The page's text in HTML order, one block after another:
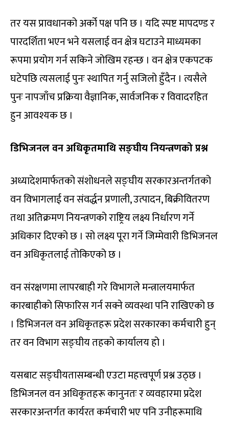
तर यस प्रावधानको अर्को पक्ष पनि छ । यदि स्पष्ट मापदण्ड र
पारदर्शिता भएन भने यसलाई वन क्षेत्र घटाउने माध्यमका
रूपमा प्रयोग गर्न सकिने जोखिम रहन्छ । वन क्षेत्र एकपटक
घटेपछि त्यसलाई पुनः स्थापित गर्नु सजिलो हुँदैन । त्यसैले
पुनः नापजाँच प्रक्रिया वैज्ञानिक, सार्वजनिक र विवादरहित
हुन आवश्यक छ ।
डिभिजनल वन अधिकृतमाथि सङ्घीय नियन्त्रणको प्रश्न
अध्यादेशमार्फतको संशोधनले सङ्घीय सरकारअन्तर्गतको
वन विभागलाई वन संवर्द्धन प्रणाली, उत्पादन, बिक्रीवितरण
तथा अतिक्रमण नियन्त्रणको राष्ट्रिय लक्ष्य निर्धारण गर्ने
अधिकार दिएको छ । सो लक्ष्य पूरा गर्ने जिम्मेवारी डिभिजनल
वन अधिकृतलाई तोकिएको छ ।
वन संरक्षणमा लापरबाही गरे विभागले मन्त्रालयमार्फत
कारबाहीको सिफारिस गर्न सक्ने व्यवस्था पनि राखिएको छ
। डिभिजनल वन अधिकृतहरू प्रदेश सरकारका कर्मचारी हुन्
तर वन विभाग सङ्घीय तहको कार्यालय हो ।
यसबाट सङ्घीयतासम्बन्धी एउटा महत्त्वपूर्ण प्रश्न उठ्छ ।
डिभिजनल वन अधिकृतहरू कानुनतः र व्यवहारमा प्रदेश
सरकारअन्तर्गत कार्यरत कर्मचारी भए पनि उनीहरूमाथि